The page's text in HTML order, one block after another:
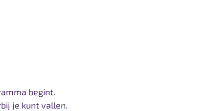
begint.
je kunt vallen.